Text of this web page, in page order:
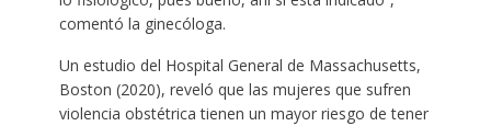
comentó la ginecóloga.
Un estudio del Hospital General de Massachusetts,
Boston (2020), reveló que las mujeres que sufren
violencia obstétrica tienen un mayor riesgo de tener